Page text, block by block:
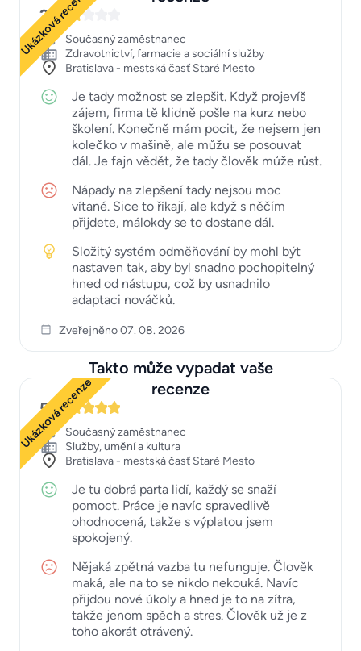
Ukázková recenze
2
Současný zaměstnanec
Zdravotnictví, farmacie a sociální služby
Bratislava - mestská časť Staré Mesto
Je tady možnost se zlepšit. Když projevíš
zájem, firma tě klidně pošle na kurz nebo
školení. Konečně mám pocit, že nejsem jen
kolečko v mašině, ale můžu se posouvat
dál. Je fajn vědět, že tady člověk může růst.
Nápady na zlepšení tady nejsou moc
vítané. Sice to říkají, ale když s něčím
přijdete, málokdy se to dostane dál.
Složitý systém odměňování by mohl být
nastaven tak, aby byl snadno pochopitelný
hned od nástupu, což by usnadnilo
adaptaci nováčků.
Zveřejněno 07. 08. 2026
Takto může vypadat vaše
recenze
Ukázková recenze
5
Současný zaměstnanec
Služby, umění a kultura
Bratislava - mestská časť Staré Mesto
Je tu dobrá parta lidí, každý se snaží
pomoct. Práce je navíc spravedlivě
ohodnocená, takže s výplatou jsem
spokojený.
Nějaká zpětná vazba tu nefunguje. Člověk
maká, ale na to se nikdo nekouká. Navíc
přijdou nové úkoly a hned je to na zítra,
takže jenom spěch a stres. Člověk už je z
toho akorát otrávený.